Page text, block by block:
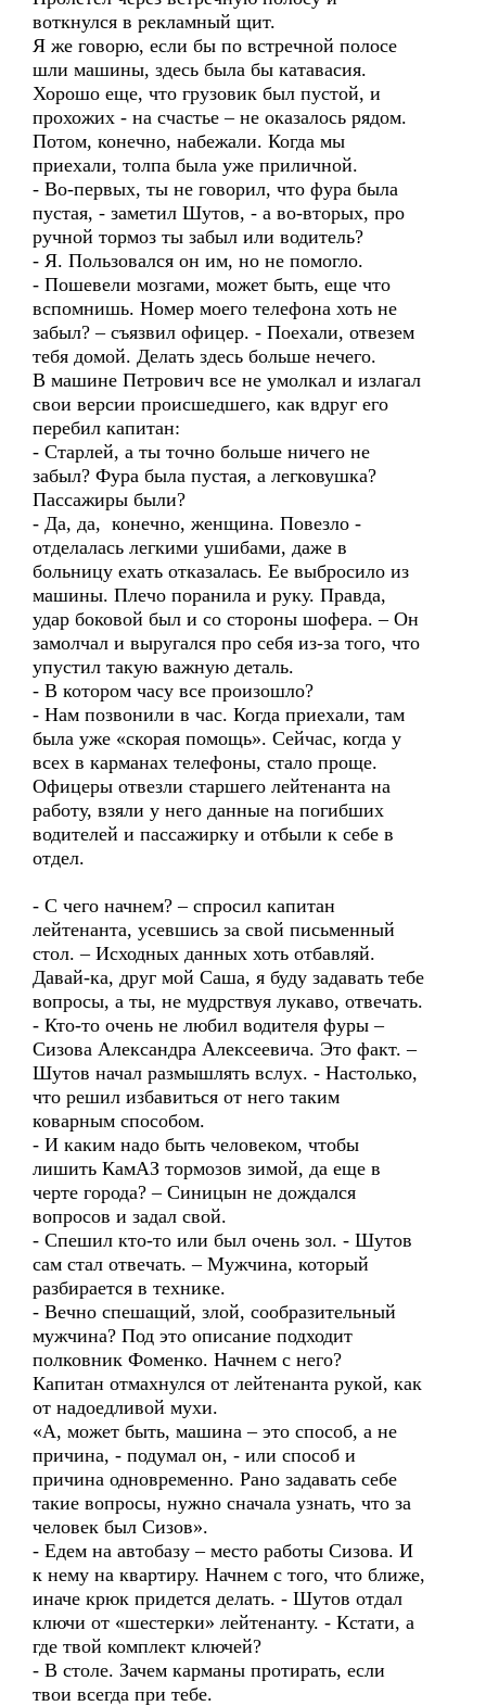
воткнулся в рекламный щит.
Я же говорю, если бы по встречной полосе
шли машины, здесь была бы катавасия.
Хорошо еще, что грузовик был пустой, и
прохожих - на счастье – не оказалось рядом.
Потом, конечно, набежали. Когда мы
приехали, толпа была уже приличной.
- Во-первых, ты не говорил, что фура была
пустая, - заметил Шутов, - а во-вторых, про
ручной тормоз ты забыл или водитель?
- Я. Пользовался он им, но не помогло.
- Пошевели мозгами, может быть, еще что
вспомнишь. Номер моего телефона хоть не
забыл? – съязвил офицер. - Поехали, отвезем
тебя домой. Делать здесь больше нечего.
В машине Петрович все не умолкал и излагал
свои версии происшедшего, как вдруг его
перебил капитан:
- Старлей, а ты точно больше ничего не
забыл? Фура была пустая, а легковушка?
Пассажиры были?
- Да, да, конечно, женщина. Повезло -
отделалась легкими ушибами, даже в
больницу ехать отказалась. Ее выбросило из
машины. Плечо поранила и руку. Правда,
удар боковой был и со стороны шофера. – Он
замолчал и выругался про себя из-за того, что
упустил такую важную деталь.
- В котором часу все произошло?
- Нам позвонили в час. Когда приехали, там
была уже «скорая помощь». Сейчас, когда у
всех в карманах телефоны, стало проще.
Офицеры отвезли старшего лейтенанта на
работу, взяли у него данные на погибших
водителей и пассажирку и отбыли к себе в
отдел.
- С чего начнем? – спросил капитан
лейтенанта, усевшись за свой письменный
стол. – Исходных данных хоть отбавляй.
Давай-ка, друг мой Саша, я буду задавать тебе
вопросы, а ты, не мудрствуя лукаво, отвечать.
- Кто-то очень не любил водителя фуры –
Сизова Александра Алексеевича. Это факт. –
Шутов начал размышлять вслух. - Настолько,
что решил избавиться от него таким
коварным способом.
- И каким надо быть человеком, чтобы
лишить КамАЗ тормозов зимой, да еще в
черте города? – Синицын не дождался
вопросов и задал свой.
- Спешил кто-то или был очень зол. - Шутов
сам стал отвечать. – Мужчина, который
разбирается в технике.
- Вечно спешащий, злой, сообразительный
мужчина? Под это описание подходит
полковник Фоменко. Начнем с него?
Капитан отмахнулся от лейтенанта рукой, как
от надоедливой мухи.
«А, может быть, машина – это способ, а не
причина, - подумал он, - или способ и
причина одновременно. Рано задавать себе
такие вопросы, нужно сначала узнать, что за
человек был Сизов».
- Едем на автобазу – место работы Сизова. И
к нему на квартиру. Начнем с того, что ближе,
иначе крюк придется делать. - Шутов отдал
ключи от «шестерки» лейтенанту. - Кстати, а
где твой комплект ключей?
- В столе. Зачем карманы протирать, если
твои всегда при тебе.